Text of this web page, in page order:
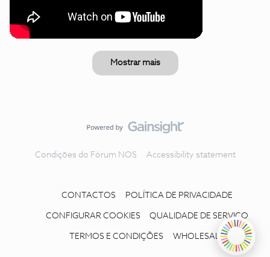
Mostrar mais
Condições do Fórum NOS Accessibility statement
CONTACTOS POLÍTICA DE PRIVACIDADE
CONFIGURAR COOKIES QUALIDADE DE SERVIÇO
TERMOS E CONDIÇÕES WHOLESALE